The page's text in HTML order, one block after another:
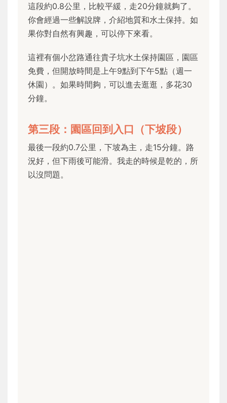
這段約0.8公里，比較平緩，走20分鐘就夠了。
你會經過一些解說牌，介紹地質和水土保持。如
果你對自然有興趣，可以停下來看。
這裡有個小岔路通往貴子坑水土保持園區，園區
免費，但開放時間是上午9點到下午5點（週一
休園）。如果時間夠，可以進去逛逛，多花30
分鐘。
第三段：園區回到入口（下坡段）
最後一段約0.7公里，下坡為主，走15分鐘。路
況好，但下雨後可能滑。我走的時候是乾的，所
以沒問題。